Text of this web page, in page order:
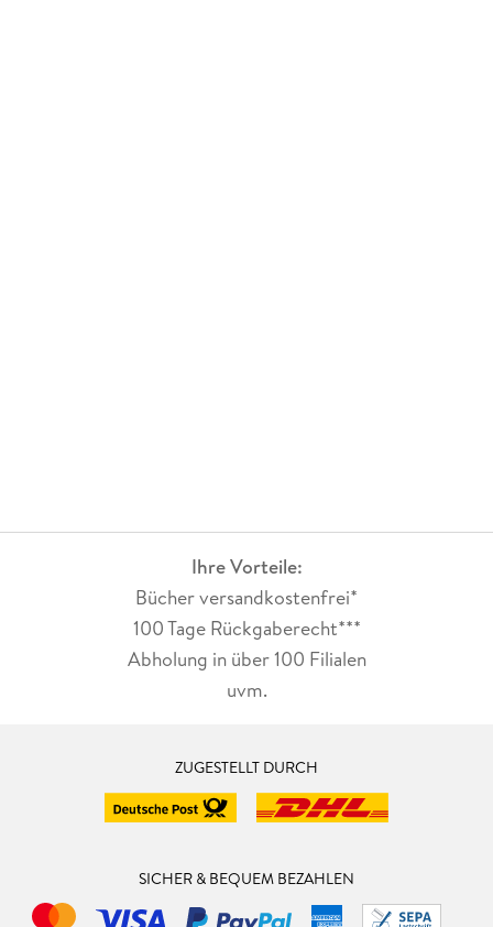
Ihre Vorteile:
Bücher versandkostenfrei*
100 Tage Rückgaberecht***
Abholung in über 100 Filialen
uvm.
ZUGESTELLT DURCH
SICHER & BEQUEM BEZAHLEN